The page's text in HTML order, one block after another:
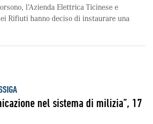
l’Azienda Elettrica Ticinese e
Rifiuti hanno deciso di instaurare una
nel sistema di milizia”, 17